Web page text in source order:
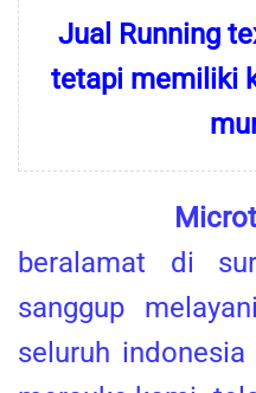
Jual Running
tetapi memiliki
Microtec
beralamat di
sanggup
seluruh